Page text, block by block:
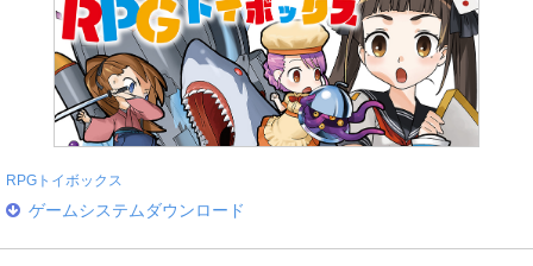
RPGトイボックス
ゲームシステムダウンロード